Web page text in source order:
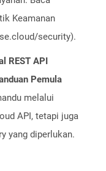
Keamanan
security).
REST API
Pemula
melalui
API, tetapi juga
yang diperlukan.